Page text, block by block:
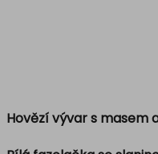
Hovězí vývar s masem